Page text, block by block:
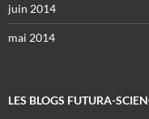
juin 2014
mai 2014
LES BLOGS FUTURA-